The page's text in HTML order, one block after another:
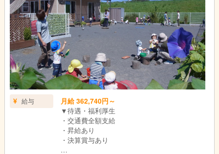
給与
月給 362,740円～
▼待遇・福利厚生
・交通費全額支給
・昇給あり
・決算賞与あり